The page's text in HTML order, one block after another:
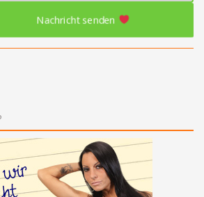
Nachricht senden